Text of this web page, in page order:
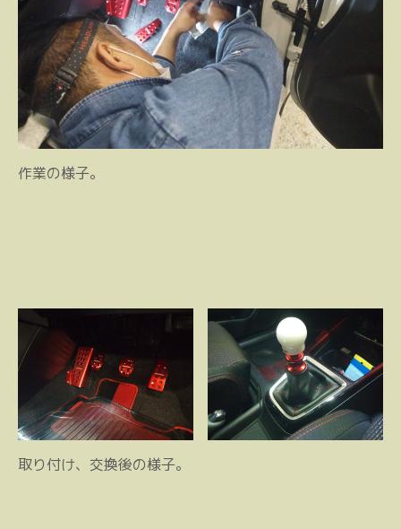
作業の様子。
取り付け、交換後の様子。